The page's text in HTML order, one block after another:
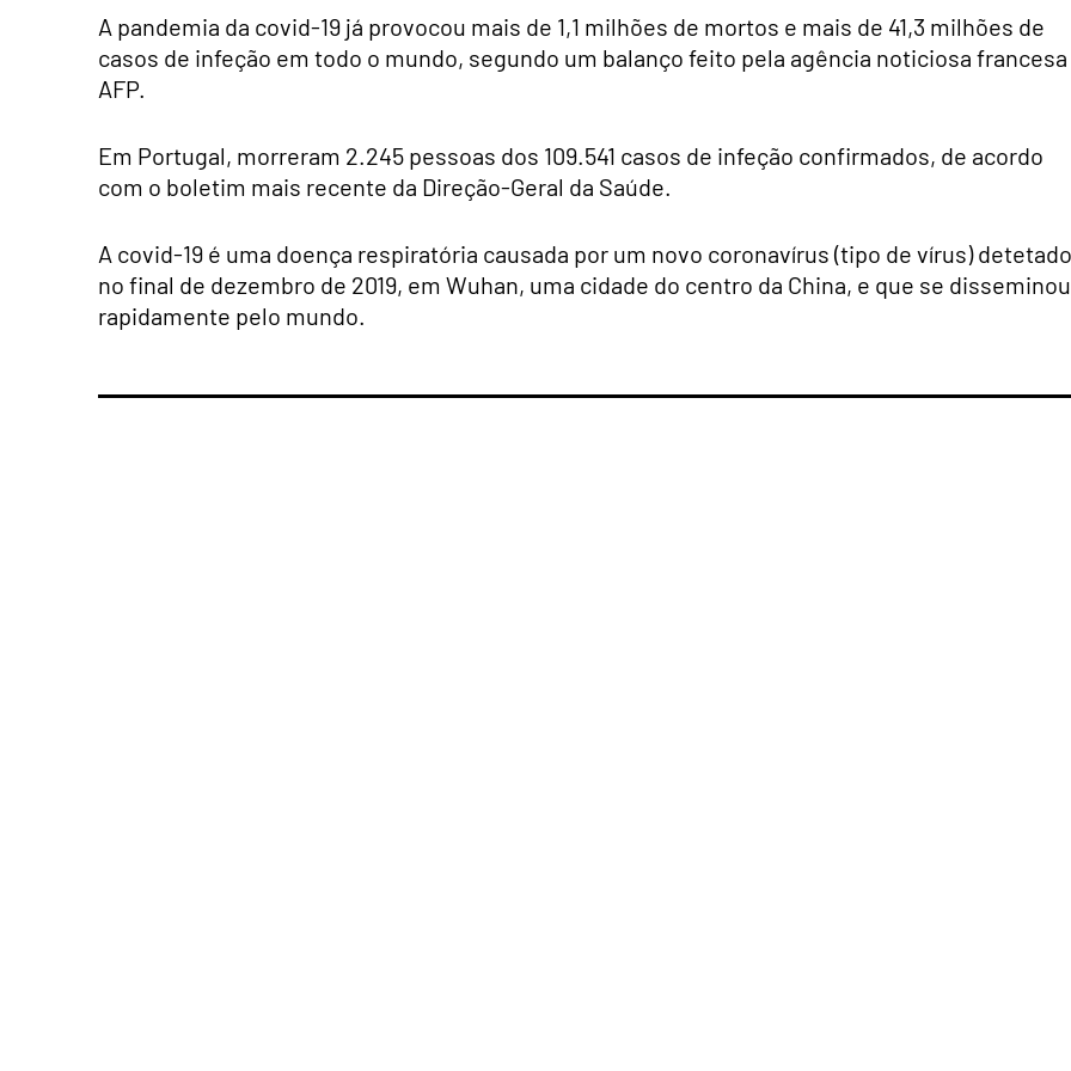
A pandemia da covid-19 já provocou mais de 1,1 milhões de mortos e mais de 41,3 milhões de
casos de infeção em todo o mundo, segundo um balanço feito pela agência noticiosa francesa
AFP.
Em Portugal, morreram 2.245 pessoas dos 109.541 casos de infeção confirmados, de acordo
com o boletim mais recente da Direção-Geral da Saúde.
A covid-19 é uma doença respiratória causada por um novo coronavírus (tipo de vírus) detetado
no final de dezembro de 2019, em Wuhan, uma cidade do centro da China, e que se disseminou
rapidamente pelo mundo.